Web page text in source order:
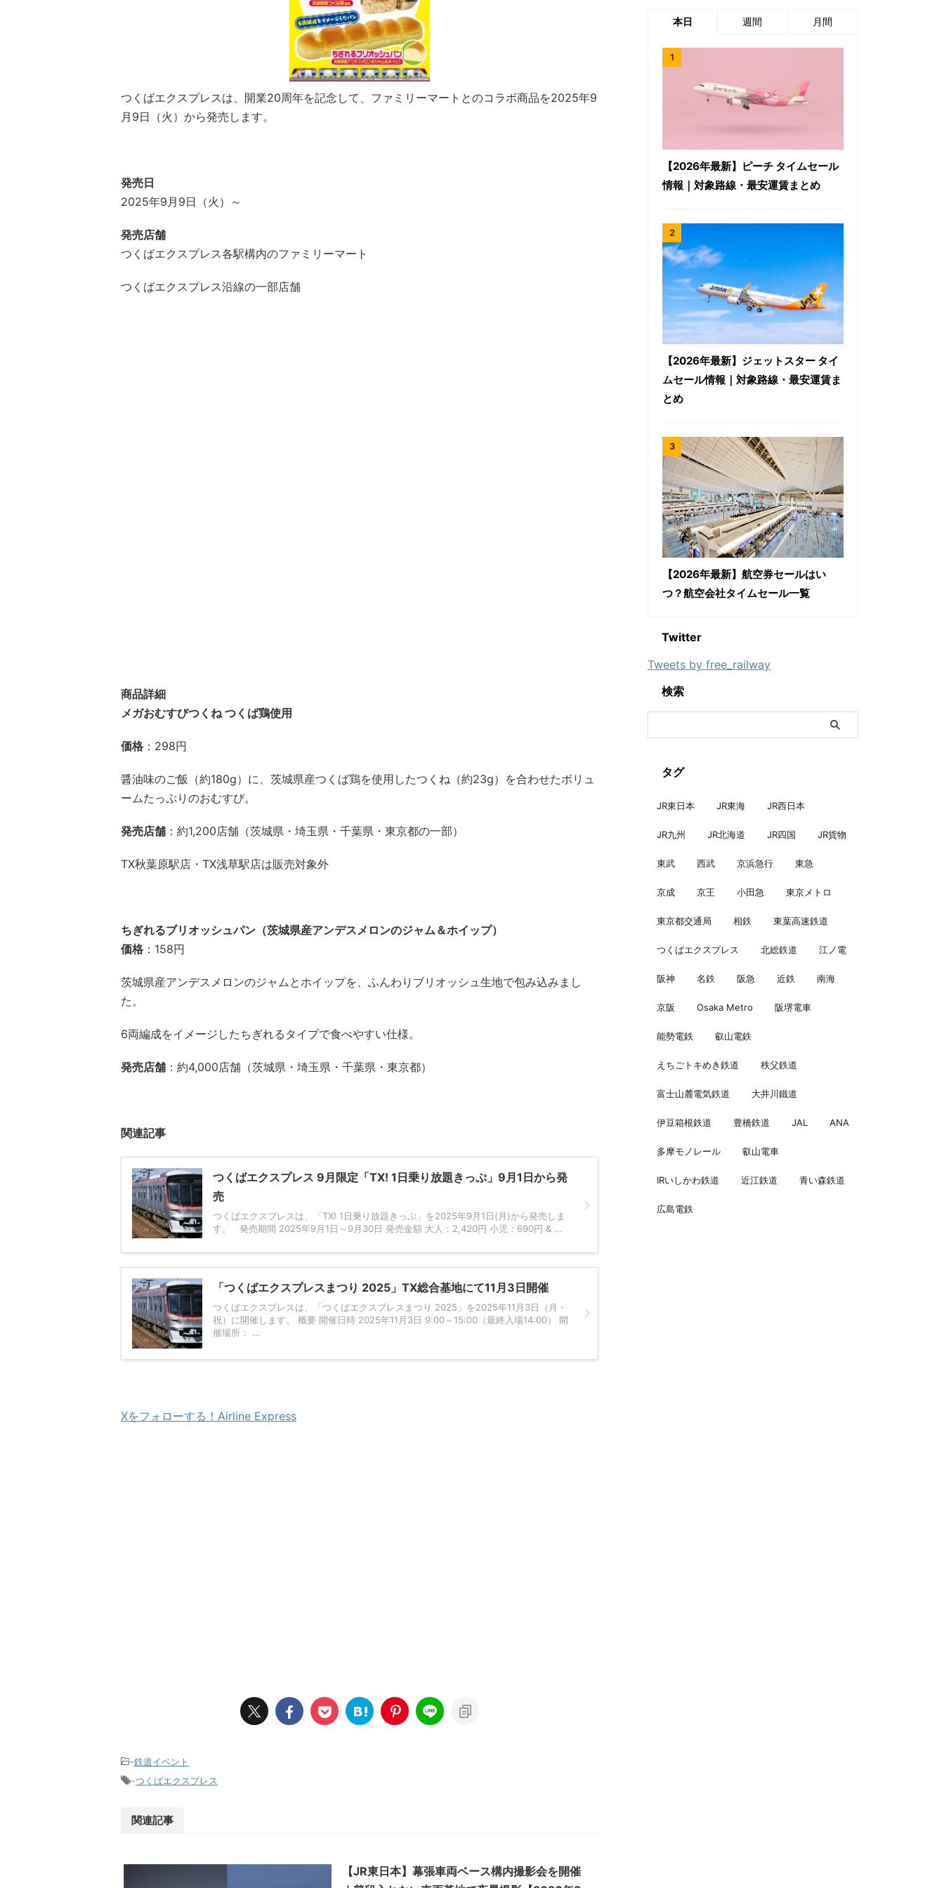
つくばエクスプレスは、開業20周年を記念して、ファミリーマートとのコラボ商品を2025年9
月9日（火）から発売します。
発売日
2025年9月9日（火）～
発売店舗
つくばエクスプレス各駅構内のファミリーマート
つくばエクスプレス沿線の一部店舗
商品詳細
メガおむすびつくね つくば鶏使用
価格 ：298円
醤油味のご飯（約180g）に、茨城県産つくば鶏を使用したつくね（約23g）を合わせたボリュ
ームたっぷりのおむすび。
発売店舗 ：約1,200店舗（茨城県・埼玉県・千葉県・東京都の一部）
TX秋葉原駅店・TX浅草駅店は販売対象外
ちぎれるブリオッシュパン（茨城県産アンデスメロンのジャム＆ホイップ）
価格 ：158円
茨城県産アンデスメロンのジャムとホイップを、ふんわりブリオッシュ生地で包み込みまし
た。
6両編成をイメージしたちぎれるタイプで食べやすい仕様。
発売店舗 ：約4,000店舗（茨城県・埼玉県・千葉県・東京都）
関連記事
つくばエクスプレス 9月限定「TX! 1日乗り放題きっぷ」9月1日から発
売
つくばエクスプレスは、「TX! 1日乗り放題きっぷ」を2025年9月1日(月)から発売しま
す。 発売期間 2025年9月1日～9月30日 発売金額 大人：2,420円 小児：690円 & ...
「つくばエクスプレスまつり 2025」TX総合基地にて11月3日開催
つくばエクスプレスは、「つくばエクスプレスまつり 2025」を2025年11月3日（月・
祝）に開催します。 概要 開催日時 2025年11月3日 9:00～15:00（最終入場14:00） 開
催場所： ...
Xをフォローする！Airline Express
-鉄道イベント
-つくばエクスプレス
関連記事
【JR東日本】幕張車両ベース構内撮影会を開催
本日 週間 月間
【2026年最新】ピーチ タイムセール
情報｜対象路線・最安運賃まとめ
【2026年最新】ジェットスター タイ
ムセール情報｜対象路線・最安運賃ま
とめ
【2026年最新】航空券セールはい
つ？航空会社タイムセール一覧
Twitter
Tweets by free_railway
検索
タグ
JR東日本 JR東海 JR西日本
JR九州 JR北海道 JR四国 JR貨物
東武 西武 京浜急行 東急
京成 京王 小田急 東京メトロ
東京都交通局 相鉄 東葉高速鉄道
つくばエクスプレス 北総鉄道 江ノ電
阪神 名鉄 阪急 近鉄 南海
京阪 Osaka Metro 阪堺電車
能勢電鉄 叡山電鉄
えちごトキめき鉄道 秩父鉄道
富士山麓電気鉄道 大井川鐵道
伊豆箱根鉄道 豊橋鉄道 JAL ANA
多摩モノレール 叡山電車
IRいしかわ鉄道 近江鉄道 青い森鉄道
広島電鉄